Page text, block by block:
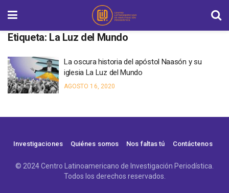
Etiqueta: La Luz del Mundo
La oscura historia del apóstol Naasón y su
iglesia La Luz del Mundo
AGOSTO 16, 2020
Investigaciones Quiénes somos Nos faltas tú Contáctenos
© 2024 Centro Latinoamericano de Investigación Periodística.
Todos los derechos reservados.